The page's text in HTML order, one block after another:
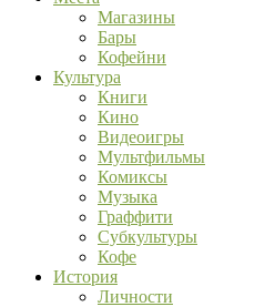
Магазины
Бары
Кофейни
Культура
Книги
Кино
Видеоигры
Мультфильмы
Комиксы
Музыка
Граффити
Субкультуры
Кофе
История
Личности